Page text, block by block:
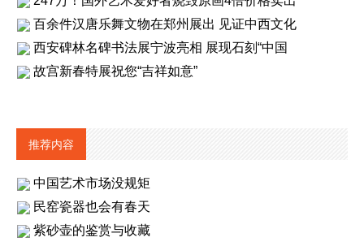
百余件汉唐乐舞文物在郑州展出 见证中西文化
西安碑林名碑书法展宁波亮相 展现石刻“中国
故宫新春特展祝您“吉祥如意”
推荐内容
中国艺术市场没规矩
民窑瓷器也会有春天
紫砂壶的鉴赏与收藏